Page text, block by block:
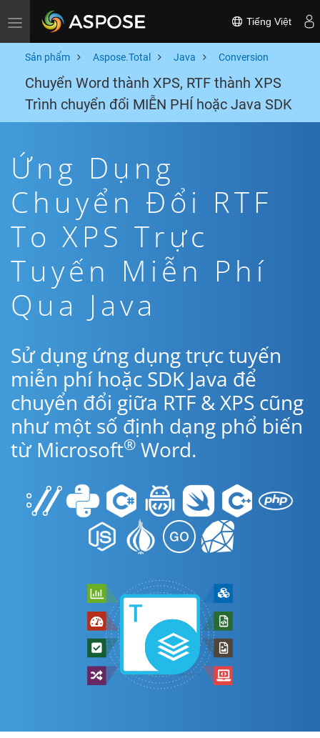
Toggle navigation Tiếng Việt
Sản phẩm Aspose.Total Java Conversion
Chuyển Word thành XPS, RTF thành XPS
Trình chuyển đổi MIỄN PHÍ hoặc Java SDK
Ứng Dụng
Chuyển Đổi RTF
To XPS Trực
Tuyến Miễn Phí
Qua Java
Sử dụng ứng dụng trực tuyến
miễn phí hoặc SDK Java để
chuyển đổi giữa RTF & XPS cũng
như một số định dạng phổ biến
từ Microsoft® Word.